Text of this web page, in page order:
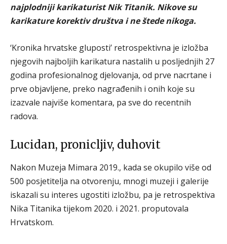
najplodniji karikaturist Nik Titanik. Nikove su
karikature korektiv društva i ne štede nikoga.
‘Kronika hrvatske gluposti’ retrospektivna je izložba
njegovih najboljih karikatura nastalih u posljednjih 27
godina profesionalnog djelovanja, od prve nacrtane i
prve objavljene, preko nagrađenih i onih koje su
izazvale najviše komentara, pa sve do recentnih
radova.
Lucidan, pronicljiv, duhovit
Nakon Muzeja Mimara 2019., kada se okupilo više od
500 posjetitelja na otvorenju, mnogi muzeji i galerije
iskazali su interes ugostiti izložbu, pa je retrospektiva
Nika Titanika tijekom 2020. i 2021. proputovala
Hrvatskom.